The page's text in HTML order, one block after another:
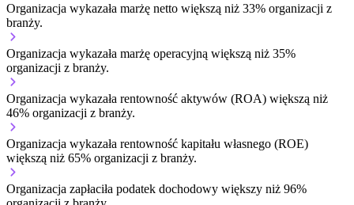
Organizacja wykazała marżę netto większą niż 33% organizacji z
branży.
Organizacja wykazała marżę operacyjną większą niż 35%
organizacji z branży.
Organizacja wykazała rentowność aktywów (ROA) większą niż
46% organizacji z branży.
Organizacja wykazała rentowność kapitału własnego (ROE)
większą niż 65% organizacji z branży.
Organizacja zapłaciła podatek dochodowy większy niż 96%